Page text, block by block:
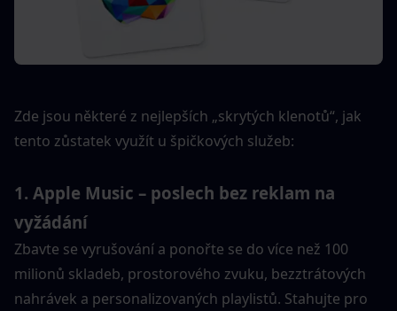
Zde jsou některé z nejlepších „skrytých klenotů“, jak
tento zůstatek využít u špičkových služeb:
1. Apple Music – poslech bez reklam na
vyžádání
Zbavte se vyrušování a ponořte se do více než 100
milionů skladeb, prostorového zvuku, bezztrátových
nahrávek a personalizovaných playlistů. Stahujte pro